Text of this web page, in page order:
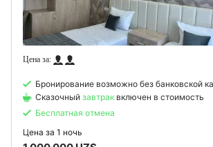
Бронирование возможно без банковской
Сказочный завтрак включен в стоимость
Бесплатная отмена
Цена за 1 ночь